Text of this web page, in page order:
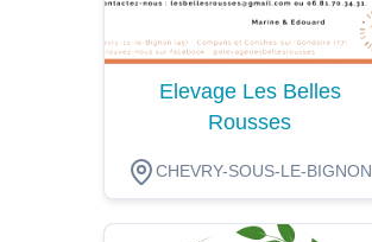
Elevage Les Belles
Rousses
CHEVRY-SOUS-LE-BIGNON